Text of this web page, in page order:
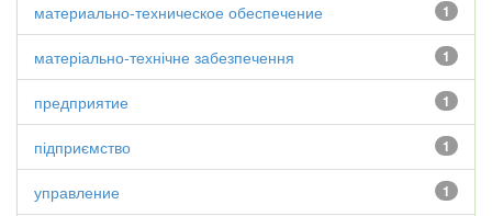
1
материально-техническое обеспечение
1
матеріально-технічне забезпечення
1
предприятие
1
підприємство
1
управление